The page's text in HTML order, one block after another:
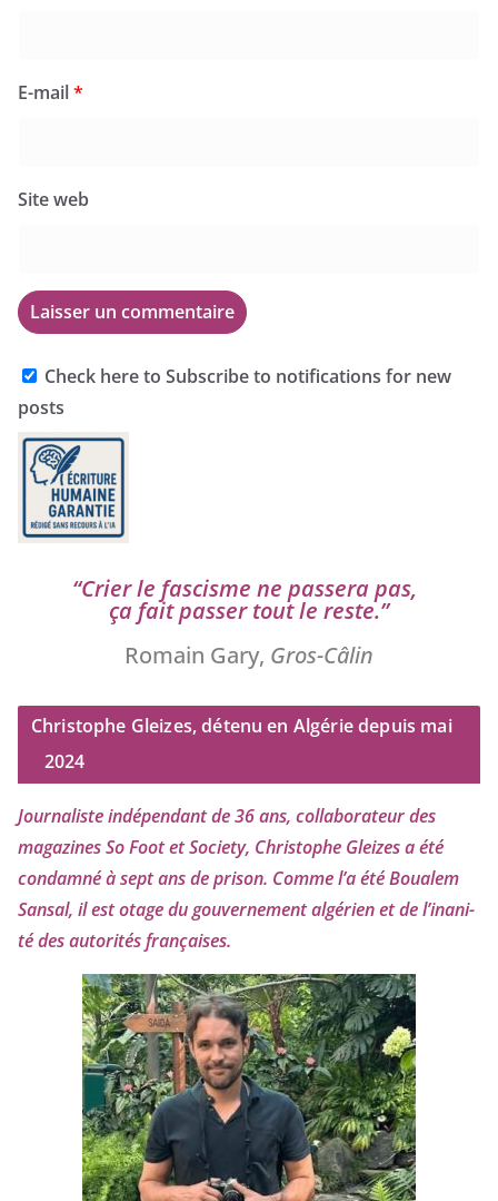
E-mail*
Site web
Check here to Subscribe to notifications for new
posts
“Crier le fas­cisme ne pas­se­ra pas,
ça fait pas­ser tout le reste.”
Romain Gary, Gros-Câlin
Christophe Gleizes, détenu en Algérie depuis mai
2024
Journaliste indé­pen­dant de36ans, col­la­bo­ra­teur des
maga­zines So Foot et Society, Christophe Gleizesa été
condam­né à sept ans de pri­son. Comme l’a été Boualem
Sansal, il est otage du gou­ver­ne­ment algé­rien et de l’i­na­ni­
té des auto­ri­tés françaises.